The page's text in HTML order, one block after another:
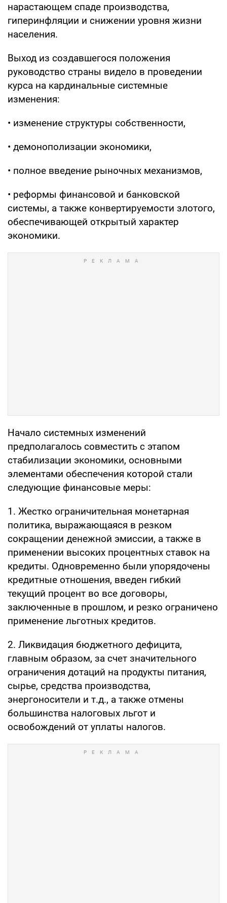
нарастающем спаде производства,
гиперинфляции и снижении уровня жизни
населения.
Выход из создавшегося положения
руководство страны видело в проведении
курса на кардинальные системные
изменения:
• изменение структуры собственности,
• демонополизации экономики,
• полное введение рыночных механизмов,
• реформы финансовой и банковской
системы, а также конвертируемости злотого,
обеспечивающей открытый характер
экономики.
Начало системных изменений
предполагалось совместить с этапом
стабилизации экономики, основными
элементами обеспечения которой стали
следующие финансовые меры:
1. Жестко ограничительная монетарная
политика, выражающаяся в резком
сокращении денежной эмиссии, а также в
применении высоких процентных ставок на
кредиты. Одновременно были упорядочены
кредитные отношения, введен гибкий
текущий процент во все договоры,
заключенные в прошлом, и резко ограничено
применение льготных кредитов.
2. Ликвидация бюджетного дефицита,
главным образом, за счет значительного
ограничения дотаций на продукты питания,
сырье, средства производства,
энергоносители и т.д., а также отмены
большинства налоговых льгот и
освобождений от уплаты налогов.